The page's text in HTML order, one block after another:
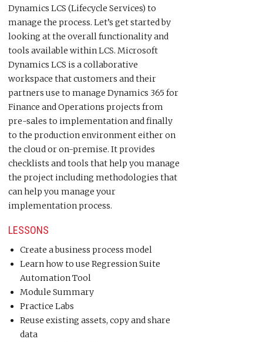
Dynamics LCS (Lifecycle Services) to
manage the process. Let’s get started by
looking at the overall functionality and
tools available within LCS. Microsoft
Dynamics LCS is a collaborative
workspace that customers and their
partners use to manage Dynamics 365 for
Finance and Operations projects from
pre-sales to implementation and finally
to the production environment either on
the cloud or on-premise. It provides
checklists and tools that help you manage
the project including methodologies that
can help you manage your
implementation process.
LESSONS
Create a business process model
Learn how to use Regression Suite
Automation Tool
Module Summary
Practice Labs
Reuse existing assets, copy and share
data